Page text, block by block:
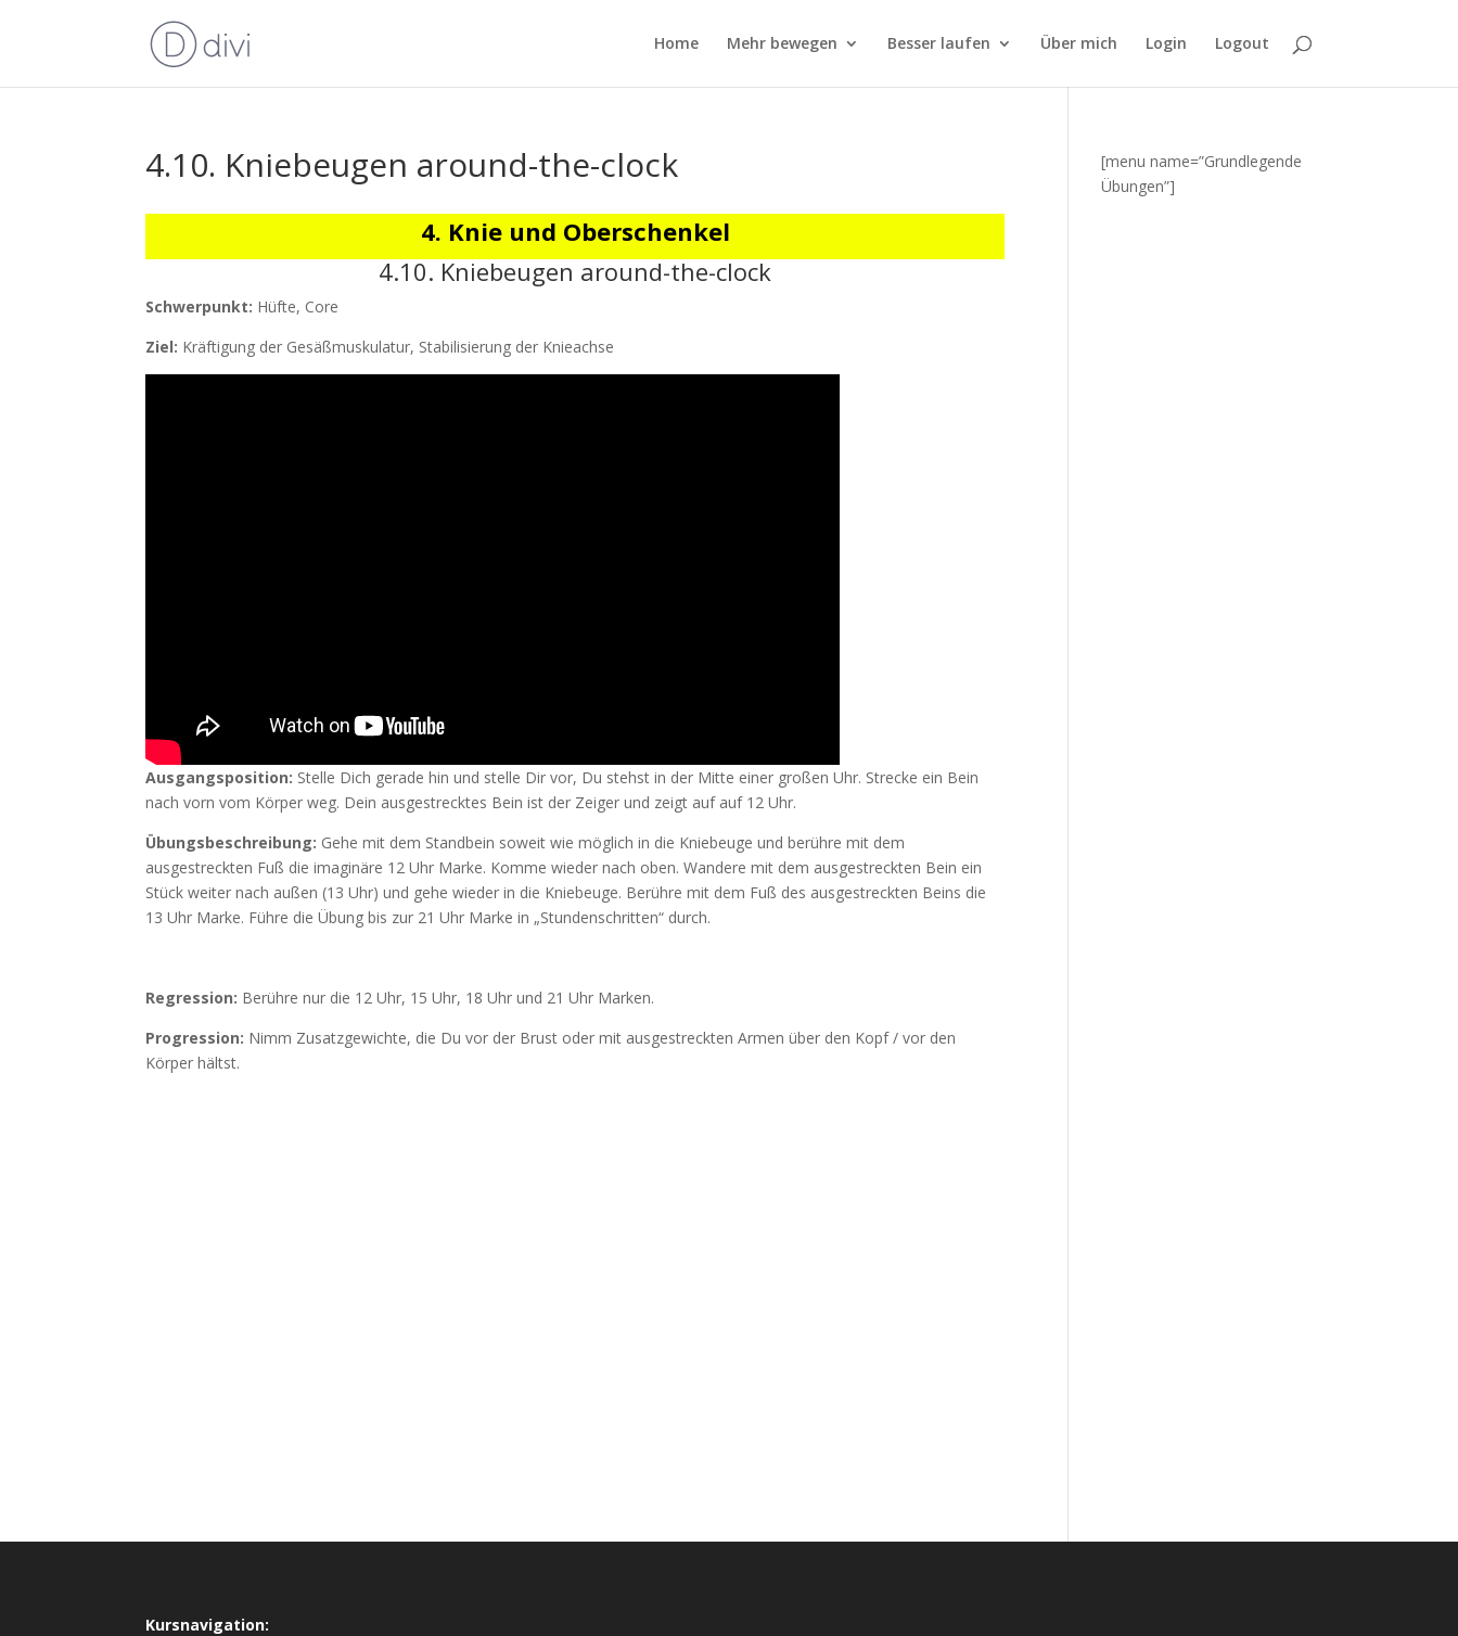
Home Mehr bewegen Besser laufen Über mich Login Logout
4.10. Kniebeugen around-the-clock
4. Knie und Oberschenkel
4.10. Kniebeugen around-the-clock
Schwerpunkt: Hüfte, Core
Ziel: Kräftigung der Gesäßmuskulatur, Stabilisierung der Knieachse
Ausgangsposition: Stelle Dich gerade hin und stelle Dir vor, Du stehst in der Mitte einer großen Uhr. Strecke ein Bein
nach vorn vom Körper weg. Dein ausgestrecktes Bein ist der Zeiger und zeigt auf auf 12 Uhr.
Übungsbeschreibung: Gehe mit dem Standbein soweit wie möglich in die Kniebeuge und berühre mit dem
ausgestreckten Fuß die imaginäre 12 Uhr Marke. Komme wieder nach oben. Wandere mit dem ausgestreckten Bein ein
Stück weiter nach außen (13 Uhr) und gehe wieder in die Kniebeuge. Berühre mit dem Fuß des ausgestreckten Beins die
13 Uhr Marke. Führe die Übung bis zur 21 Uhr Marke in „Stundenschritten“ durch.
Regression: Berühre nur die 12 Uhr, 15 Uhr, 18 Uhr und 21 Uhr Marken.
Progression: Nimm Zusatzgewichte, die Du vor der Brust oder mit ausgestreckten Armen über den Kopf / vor den
Körper hältst.
[menu name=”Grundlegende
Übungen”]
Kursnavigation: